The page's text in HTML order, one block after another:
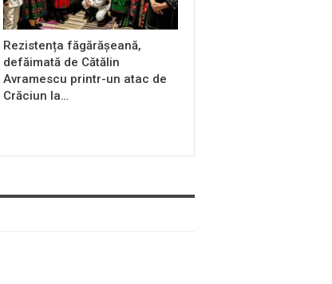
Rezistența făgărășeană,
defăimată de Cătălin
Avramescu printr-un atac de
Crăciun la…